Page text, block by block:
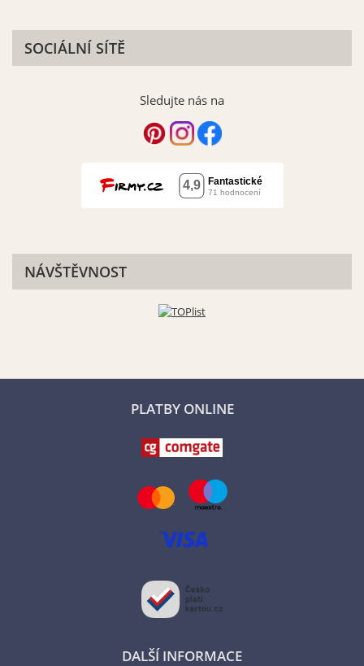
SOCIÁLNÍ SÍTĚ
Sledujte nás na
NÁVŠTĚVNOST
PLATBY ONLINE
DALŠÍ INFORMACE